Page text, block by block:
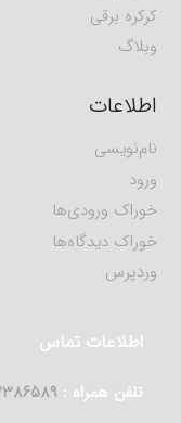
کرکره برقی
وبلاگ
اطلاعات
نام‌نویسی
ورود
خوراک ورودی‌ها
خوراک دیدگاه‌ها
وردپرس
اطلاعات تماس
تلفن همراه :